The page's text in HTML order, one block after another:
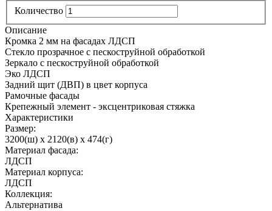
Количество
Описание
Кромка 2 мм на фасадах ЛДСП
Стекло прозрачное с пескоструйной обработкой
Зеркало с пескоструйной обработкой
Эко ЛДСП
Задний щит (ДВП) в цвет корпуса
Рамочные фасады
Крепежный элемент - эксцентриковая стяжка
Характеристики
Размер:
3200(ш) x 2120(в) x 474(г)
Материал фасада:
ЛДСП
Материал корпуса:
ЛДСП
Коллекция:
Альтернатива